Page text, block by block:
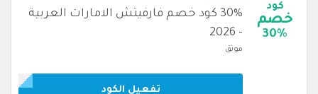
كود
خصم
30%
30% كود خصم فارفيتش الامارات العربية
- 2026
موثق
تفعيل الكود